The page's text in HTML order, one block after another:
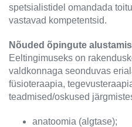
spetsialistidel omandada
vastavad kompetentsid.
Nõuded õpingute
Eeltingimuseks on
valdkonnaga seonduvas
füsioteraapia,
teadmised/oskused
anatoomia (algtase);